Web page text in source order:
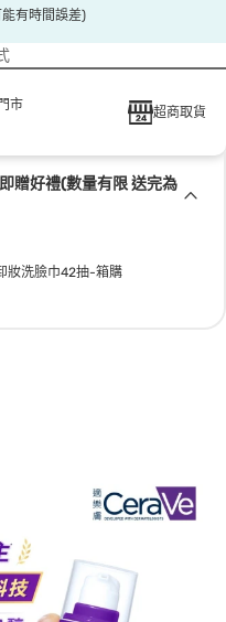
有時間誤差)
市
超商取貨
贈好禮(數量有限 送完為
妝洗臉巾42抽-箱購